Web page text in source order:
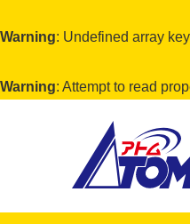
Warning: Undefined array
Warning: Attempt to read